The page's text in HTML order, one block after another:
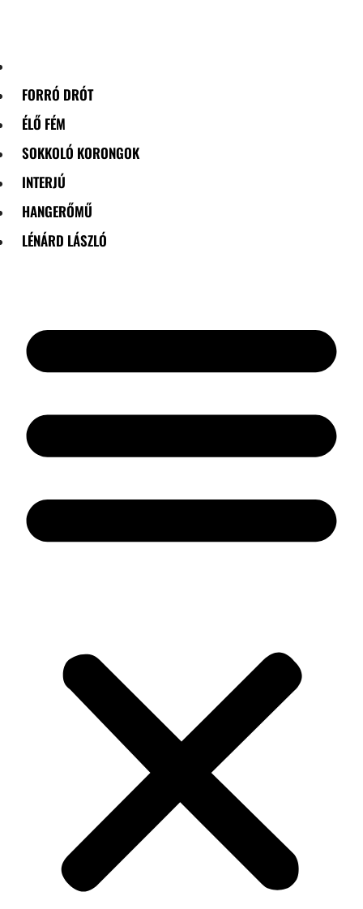
FORRÓ DRÓT
ÉLŐ FÉM
SOKKOLÓ KORONGOK
INTERJÚ
HANGERŐMŰ
LÉNÁRD LÁSZLÓ